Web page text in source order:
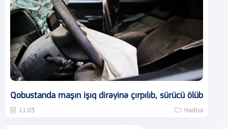
Qobustanda maşın işıq dirəyinə çırpılıb, sürücü ölüb
11:03 Hadisə